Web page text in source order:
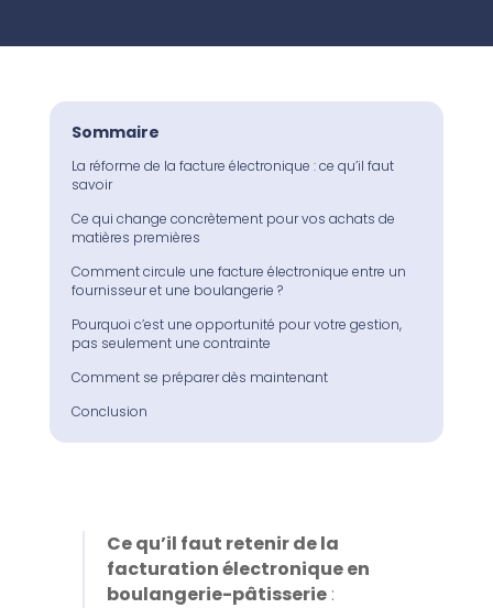
Sommaire
La réforme de la facture électronique : ce qu’il faut
savoir
Ce qui change concrètement pour vos achats de
matières premières
Comment circule une facture électronique entre un
fournisseur et une boulangerie ?
Pourquoi c’est une opportunité pour votre gestion,
pas seulement une contrainte
Comment se préparer dès maintenant
Conclusion
Ce qu’il faut retenir de la
facturation électronique en
boulangerie-pâtisserie: